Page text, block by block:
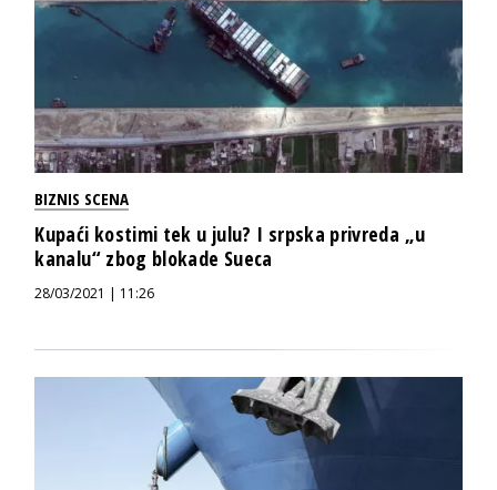
BIZNIS SCENA
Kupaći kostimi tek u julu? I srpska privreda „u
kanalu“ zbog blokade Sueca
28/03/2021 | 11:26